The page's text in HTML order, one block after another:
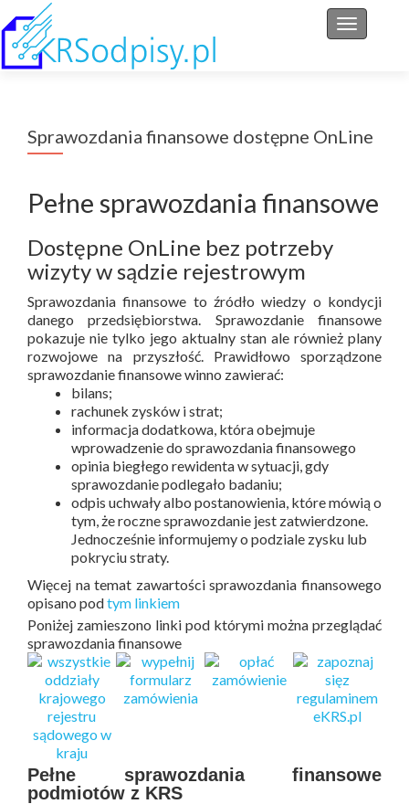
Przełącz
Sprawozdania finansowe dostępne OnLine
Pełne sprawozdania finansowe
Dostępne OnLine bez potrzeby
wizyty w sądzie rejestrowym
Sprawozdania finansowe to źródło wiedzy o kondycji
danego przedsiębiorstwa. Sprawozdanie finansowe
pokazuje nie tylko jego aktualny stan ale również plany
rozwojowe na przyszłość. Prawidłowo sporządzone
sprawozdanie finansowe winno zawierać:
bilans;
rachunek zysków i strat;
informacja dodatkowa, która obejmuje
wprowadzenie do sprawozdania finansowego
opinia biegłego rewidenta w sytuacji, gdy
sprawozdanie podlegało badaniu;
odpis uchwały albo postanowienia, które mówią o
tym, że roczne sprawozdanie jest zatwierdzone.
Jednocześnie informujemy o podziale zysku lub
pokryciu straty.
Więcej na temat zawartości sprawozdania finansowego
opisano podtym linkiem
Poniżej zamieszono linki pod którymi można przeglądać
sprawozdania finansowe
Pełne sprawozdania finansowe
podmiotów z KRS